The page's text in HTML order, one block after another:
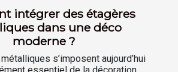
intégrer des étagères
dans une déco
moderne ?
s’imposent aujourd’hui